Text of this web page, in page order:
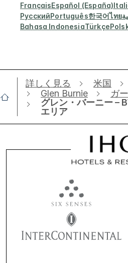
FrançaisEspañol (España)
РусскийPortuguês한국어ไทย
Bahasa IndonesiaTürkçe
詳しく見る 米国
Glen Burnie
ガ
グレン・バーニー –
エリア